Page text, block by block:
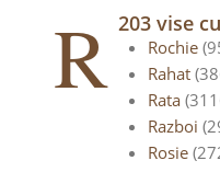
R 203 vise
Rochie
Rahat
Rata
Razboi
Rosie